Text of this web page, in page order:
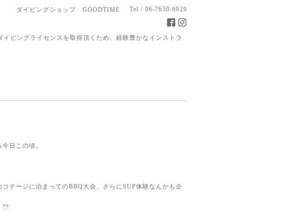
ダイビングショップ GOODTIME Tel / 06-7650-6929
ビングライセンスを取得頂くため、経験豊かなインストラ
日この頃。
テージに泊まってのBBQ大会、さらにSUP体験なんかも企